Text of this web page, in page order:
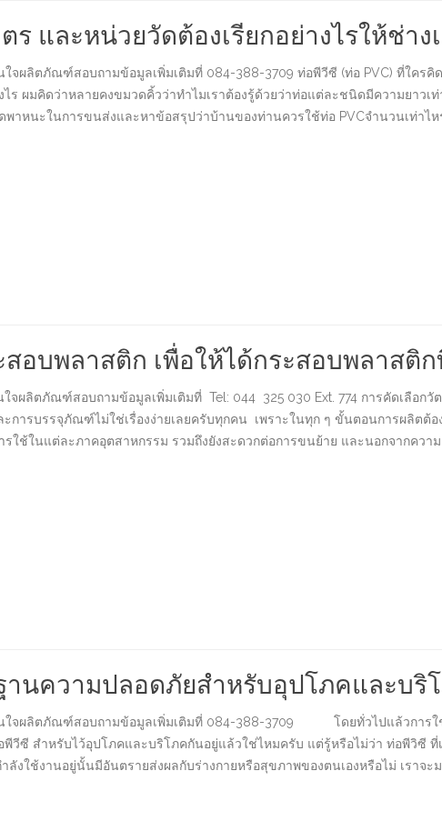
และหน่วยวัดต้องเรียกอย่างไรให้ช่าง
ใจผลิตภัณฑ์สอบถามข้อมูลเพิ่มเติมที่ 084-388-3709 ท่อพีวีซี (ท่อ PVC) ที่ใคร
ไร ผมคิดว่าหลายคงขมวดคิ้วว่าทำไมเราต้องรู้ด้วยว่าท่อแต่ละชนิดมีความยาว
าหนะในการขนส่งและหาข้อสรุปว่าบ้านของท่านควรใช้ท่อ PVCจำนวนเท่าไ
สอบพลาสติก เพื่อให้ได้กระสอบพลาส
ผลิตภัณฑ์สอบถามข้อมูลเพิ่มเติมที่ Tel: 044 325 030 Ext. 774 การคัดเลือก
ารบรรจุภัณฑ์ไม่ใช่เรื่องง่ายเลยครับทุกคน เพราะในทุก ๆ ขั้นตอนการผลิตต้อ
ช้ในแต่ละภาคอุตสาหกรรม รวมถึงยังสะดวกต่อการขนย้าย และนอกจากควา
นความปลอดภัยสำหรับอุปโภคและบริ
นใจผลิตภัณฑ์สอบถามข้อมูลเพิ่มเติมที่ 084-388-3709 โดยทั่วไปแล้วการใช้
พีวีซี สำหรับไว้อุปโภคและบริโภคกันอยู่แล้วใช่ไหมครับ แต่รู้หรือไม่ว่า ท่อพีวิซี
ำลังใช้งานอยู่นั้นมีอันตรายส่งผลกับร่างกายหรือสุขภาพของตนเองหรือไม่ เ